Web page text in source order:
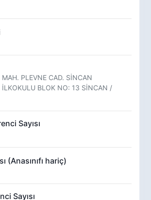
PLEVNE CAD. SİNCAN
İLKOKULU BLOK NO: 13 SİNCAN /
Sayısı
(Anasınıfı hariç)
Sayısı